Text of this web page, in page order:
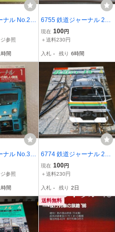
ナル No.29
JR3月ダ
車両/ブル
箱絵鉄道
参照
時間
6755 鉄道ジャーナル 200
0年6月号 特集 現代日本の
鉄道会社
現在 100円
＋送料230円
入札 - 残り 6時間
ナル No.33
鉄道と
い関係/特
＜ラピー
参照
時間
6774 鉄道ジャーナル 200
3年4月号 特集 拡大する都
心貫通直通運転
現在 100円
＋送料230円
入札 - 残り 2日
送料無料